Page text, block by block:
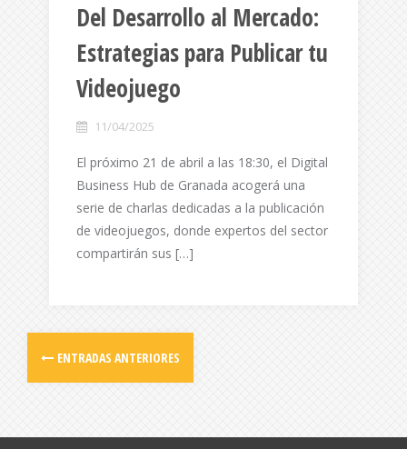
Del Desarrollo al Mercado:
Estrategias para Publicar tu
Videojuego
11/04/2025
El próximo 21 de abril a las 18:30, el Digital
Business Hub de Granada acogerá una
serie de charlas dedicadas a la publicación
de videojuegos, donde expertos del sector
compartirán sus […]
ENTRADAS ANTERIORES